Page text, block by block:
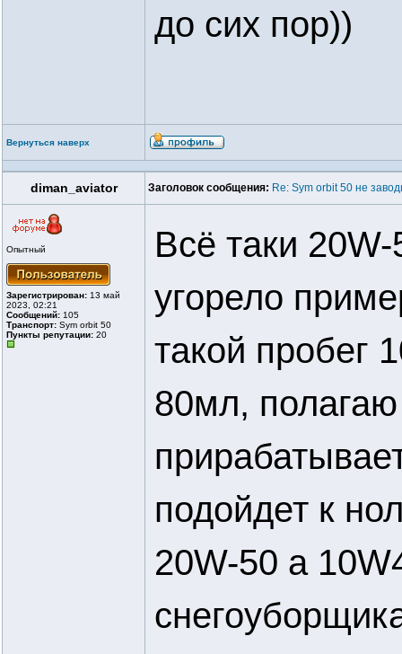
до сих пор))
Вернуться наверх
diman_aviator Заголовок сообщения: Re: Sym orbit 50 не
Опытный
Зарегистрирован: 13 май
2023, 02:21
Сообщений: 105
Транспорт: Sym orbit 50
Пункты репутации: 20
Всё таки
угорело
такой пробег
80мл,
подойдет к
20W-50 а